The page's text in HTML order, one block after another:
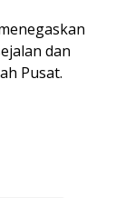
dan
Pusat.